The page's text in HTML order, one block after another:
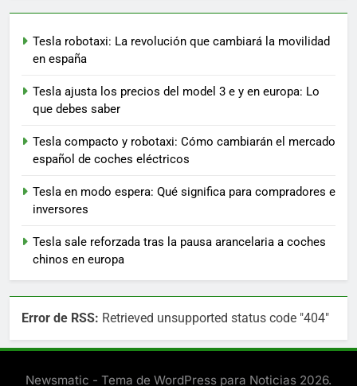
Tesla robotaxi: La revolución que cambiará la movilidad
en españa
Tesla ajusta los precios del model 3 e y en europa: Lo
que debes saber
Tesla compacto y robotaxi: Cómo cambiarán el mercado
español de coches eléctricos
Tesla en modo espera: Qué significa para compradores e
inversores
Tesla sale reforzada tras la pausa arancelaria a coches
chinos en europa
Error de RSS: Retrieved unsupported status code "404"
Newsmatic - Tema de WordPress para Noticias 2026.